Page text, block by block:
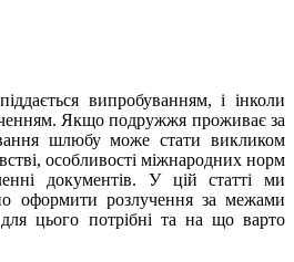
випробуванням, і інколи
Якщо подружжя проживає за
шлюбу може стати викликом
особливості міжнародних норм
документів. У цій статті ми
оформити розлучення за межами
цього потрібні та на що варто